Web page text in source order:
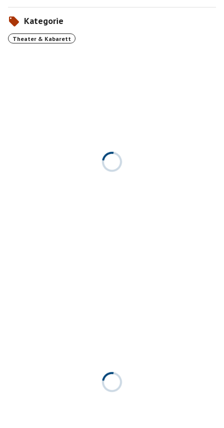
Kategorie
Theater & Kabarett